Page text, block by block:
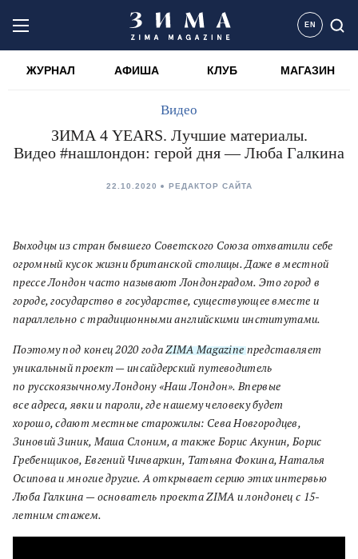
EN
ЖУРНАЛ АФИША КЛУБ МАГАЗИН
Видео
ЗИМА 4 YEARS. Лучшие материалы.
Видео #нашлондон: герой дня — Люба Галкина
22.10.2020 РЕДАКТОР САЙТА
Выходцы из стран бывшего Советского Союза отхватили себе
огромный кусок жизни британской столицы.Даже в местной
прессе Лондон часто называютЛондонградом. Это город в
городе,государство в государстве, существующее вместе и
параллельно с традиционными английскими институтами.
Поэтому под конец2020годаZIMAMagazine представляет
уникальный проект — инсайдерский путеводитель
по русскоязычному Лондону «Наш Лондон». Впервые
всеадреса,явки и пароли,где нашему человеку будет
хорошо,сдают местные старожилы: Сева Новгородцев,
Зиновий Зиник, Маша Слоним, а также БорисАкунин, Борис
Гребенщиков, Евгений Чичваркин, Татьяна Фокина, Наталья
Осипова и многие другие.А открывает серию этих интервью
Люба Галкина — основатель проекта ZIMA илондонец с 15-
летним стажем.